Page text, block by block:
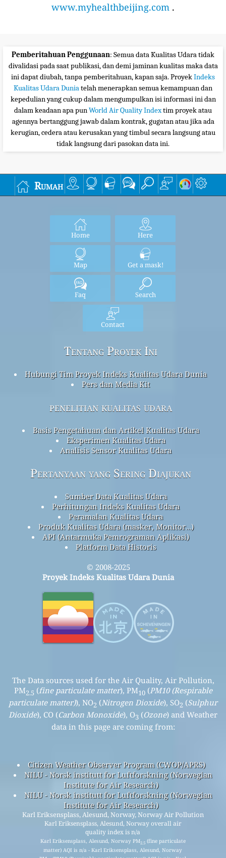
www.myhealthbeijing.com .
Pemberitahuan Penggunaan: Semua data Kualitas Udara tidak
divalidasi pada saat publikasi, dan demi jaminan kualitas maka data
ini dapat diubah, tanpa pemberitahuan, kapan saja. ProyekIndeks
Kualitas Udara Duniatelah menerapkan semua kemampuan dan
kepedulian yang cukup dalam mengumpulkan isi informasi ini dan
dalam keadaan apa punWorld Air Quality Indextim proyek atau
agennya bertanggung jawab dalam kontrak, gugatan atau jika ada
kerugian, cedera atau kerusakan yang timbul secara langsung atau
tidak langsung dari pasokan data ini.
Rumah
Home Here
Map Get a mask!
Faq Search
Contact
Tentang Proyek Ini
Hubungi Tim Proyek Indeks Kualitas Udara Dunia
Pers dan Media Kit
penelitian kualitas udara
Basis Pengetahuan dan Artikel Kualitas Udara
Eksperimen Kualitas Udara
Analisis Sensor Kualitas Udara
Pertanyaan yang Sering Diajukan
Sumber Data Kualitas Udara
Perhitungan Indeks Kualitas Udara
Peramalan Kualitas Udara
Produk Kualitas Udara (masker, Monitor…)
API (Antarmuka Pemrograman Aplikasi)
Platform Data Historis
© 2008-2025
Proyek Indeks Kualitas Udara Dunia
The Data sources used for the Air Quality, Air Pollution,
PM2.5 (fine particulate matter), PM10(PM10 (Respirable
particulate matter)), NO2 (Nitrogen Dioxide), SO2 (Sulphur
Dioxide), CO (Carbon Monoxide), O3 (Ozone) and Weather
data in this page are coming from:
Citizen Weather Observer Program (CWOP/APRS)
NILU - Norsk institutt for Luftforskning (Norwegian
Institute for Air Research)
NILU - Norsk institutt for Luftforskning (Norwegian
Institute for Air Research)
Karl Eriksensplass, Alesund, Norway, Norway Air Pollution
Karl Eriksensplass, Alesund, Norway overall air
quality index is n/a
Karl Eriksensplass, Alesund, Norway PM2.5(fine particulate
matter) AQI is n/a - Karl Eriksensplass, Alesund, Norway